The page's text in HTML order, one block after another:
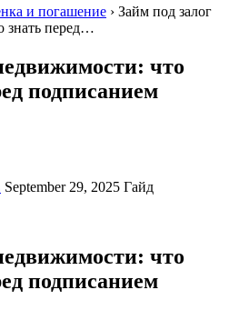
и погашение › Займ под залог
знать перед…
что
подписанием
September 29, 2025 Гайд
что
подписанием